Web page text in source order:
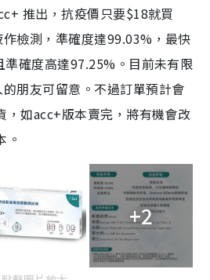
推出，抗疫價只要$18就買
檢測，準確度達99.03%，最快
準確度高達97.25%。目前未有限
朋友可留意。不過訂單預計會
，如acc+版本賣完，將有機會改
。
+2